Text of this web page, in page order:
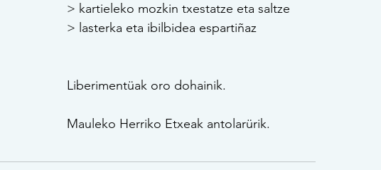
> kartieleko mozkin txestatze eta saltze
> lasterka eta ibilbidea espartiñaz
Liberimentüak oro dohainik.
Mauleko Herriko Etxeak antolarürik.